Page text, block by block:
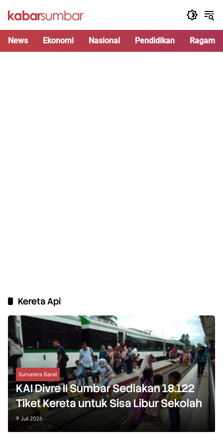
News Ekonomi Nasional Pendidikan Ragam
Kereta Api
Sumatera Barat
KAI Divre II Sumbar Sediakan 18.122
Tiket Kereta untuk Sisa Libur Sekolah
9 Juli 2026